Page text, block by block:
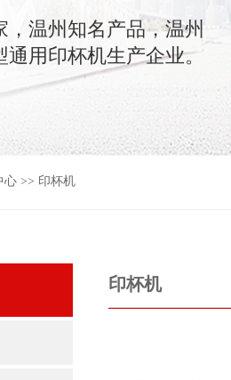
，温州知名产品，温州
用印杯机生产企业。
心 >> 印杯机
印杯机